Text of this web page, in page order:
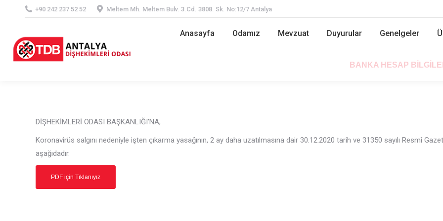
+90 242 237 52 52 Meltem Mh. Meltem Bulv. 3.Cd. 3808. Sk. No:12/7 Antalya
Anasayfa Odamız Mevzuat Duyurular Genelgeler
BANKA HESAP
DİŞHEKİMLERİ ODASI BAŞKANLIĞI’NA,
Koronavirüs salgını nedeniyle işten çıkarma yasağının, 2 ay daha uzatılmasına dair 30.12.2020 tarih ve 31350 sayılı Resmî
aşağıdadır.
PDF için Tıklanıyız
Anasayfa Odamız Mevzuat Duyurular Genelgeler